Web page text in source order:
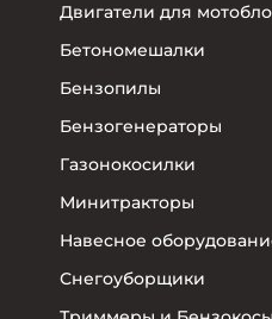
Двигатели для
Бетономешалки
Бензопилы
Бензогенераторы
Газонокосилки
Минитракторы
Навесное
Снегоуборщики